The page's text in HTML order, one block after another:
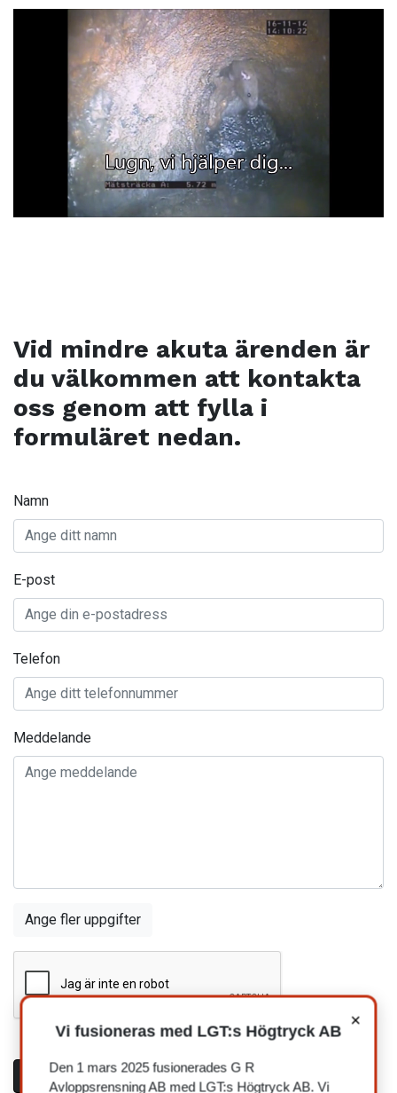
Vid mindre akuta ärenden är
du välkommen att kontakta
oss genom att fylla i
formuläret nedan.
Namn
E-post
Telefon
Meddelande
Ange fler uppgifter
Skicka
×
Vi fusioneras med LGT:s Högtryck AB
Den 1 mars 2025 fusionerades G R
Avloppsrensning AB med LGT:s Högtryck AB. Vi